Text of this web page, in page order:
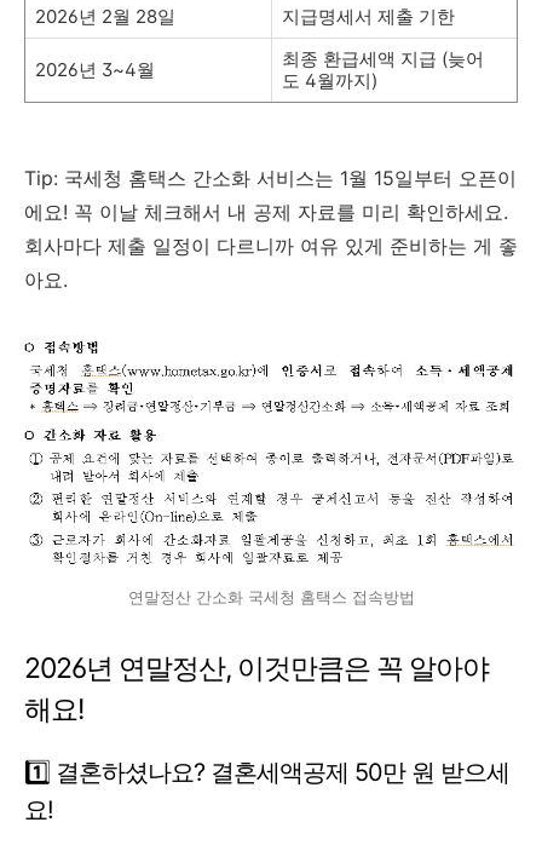
2026년 2월 28일
지급명세서 제출 기한
2026년 3~4월
최종 환급세액 지급 (늦어
도 4월까지)
Tip: 국세청 홈택스 간소화 서비스는 1월 15일부터 오픈이
에요! 꼭 이날 체크해서 내 공제 자료를 미리 확인하세요.
회사마다 제출 일정이 다르니까 여유 있게 준비하는 게 좋
아요.
연말정산 간소화 국세청 홈택스 접속방법
2026년 연말정산, 이것만큼은 꼭 알아야
해요!
1️⃣ 결혼하셨나요? 결혼세액공제 50만 원 받으세
요!